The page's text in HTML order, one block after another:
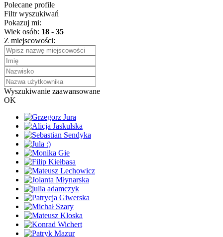
Polecane profile
Filtr wyszukiwań
Pokazuj mi:
Wiek osób: 18 - 35
Z miejscowości:
Wyszukiwanie zaawansowane
OK